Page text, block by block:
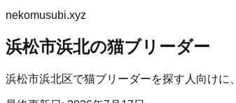
nekomusubi.xyz
浜松市浜北の猫ブリーダー
浜松市浜北区で猫ブリーダーを探す人向けに